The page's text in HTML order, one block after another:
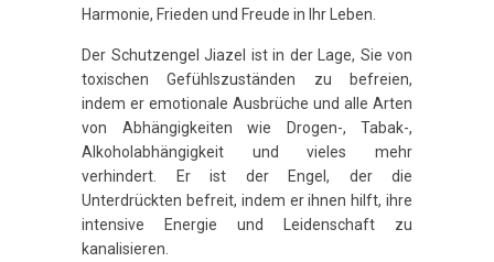
Harmonie, Frieden und Freude in Ihr Leben.
Der Schutzengel Jiazel ist in der Lage, Sie von
toxischen Gefühlszuständen zu befreien,
indem er emotionale Ausbrüche und alle Arten
von Abhängigkeiten wie Drogen-, Tabak-,
Alkoholabhängigkeit und vieles mehr
verhindert. Er ist der Engel, der die
Unterdrückten befreit, indem er ihnen hilft, ihre
intensive Energie und Leidenschaft zu
kanalisieren.